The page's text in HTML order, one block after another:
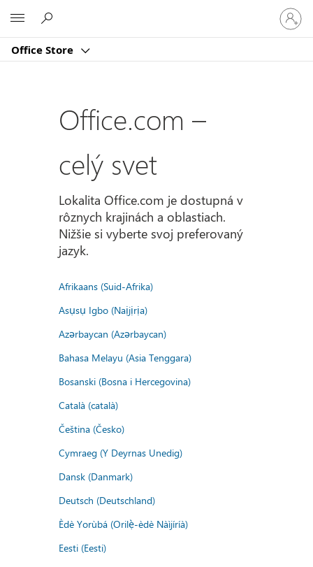
Office Store
sa
k
kontu
Office.com –
celý svet
Lokalita Office.com je dostupná v
rôznych krajinách a oblastiach.
Nižšie si vyberte svoj preferovaný
jazyk.
Afrikaans (Suid-Afrika)
Asụsụ Igbo (Naịjịrịa)
Azərbaycan (Azərbaycan)
Bahasa Melayu (Asia Tenggara)
Bosanski (Bosna i Hercegovina)
Català (català)
Čeština (Česko)
Cymraeg (Y Deyrnas Unedig)
Dansk (Danmark)
Deutsch (Deutschland)
Èdè Yorùbá (Orilẹ̀-èdè Nàìjíríà)
Eesti (Eesti)